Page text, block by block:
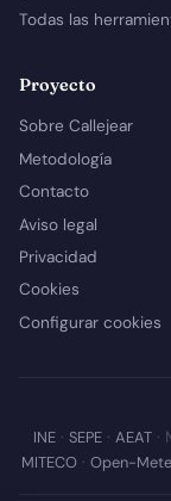
Todas las
Proyecto
Sobre Callejear
Metodología
Contacto
Aviso legal
Privacidad
Cookies
Configurar cookies
INE· SEPE· AEAT·
MITECO· Open-